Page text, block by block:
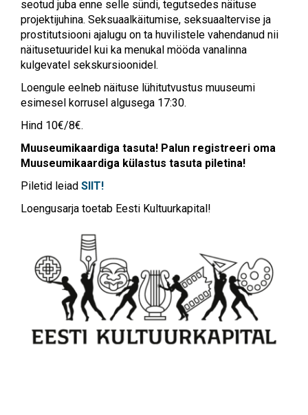
seotud juba enne selle sündi, tegutsedes näituse
projektijuhina. Seksuaalkäitumise, seksuaaltervise ja
prostitutsiooni ajalugu on ta huvilistele vahendanud nii
näitusetuuridel kui ka menukal mööda vanalinna
kulgevatel sekskursioonidel.
Loengule eelneb näituse lühitutvustus muuseumi
esimesel korrusel algusega 17:30.
Hind 10€/8€.
Muuseumikaardiga tasuta! Palun registreeri oma
Muuseumikaardiga külastus tasuta piletina!
Piletid leiad SIIT!
Loengusarja toetab Eesti Kultuurkapital!